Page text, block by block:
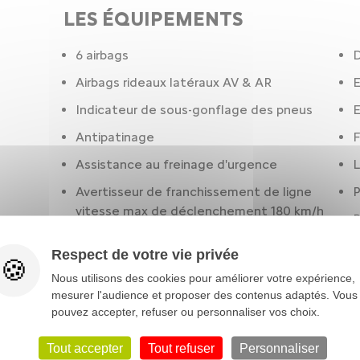
LES ÉQUIPEMENTS
6 airbags
Airbags rideaux latéraux AV & AR
Indicateur de sous-gonflage des pneus
Antipatinage
Assistance au freinage d'urgence
Avertisseur de franchissement de ligne
vitesse max de déclenchement 180 km/h
Climatisation
Condamnation centralisée à distance
Régulateur de vitesse
Réservoir principal 42 litres
Respect de votre vie privée
Nous utilisons des cookies pour améliorer votre expérience,
mesurer l'audience et proposer des contenus adaptés. Vous
pouvez accepter, refuser ou personnaliser vos choix.
Tout accepter Tout refuser Personnaliser